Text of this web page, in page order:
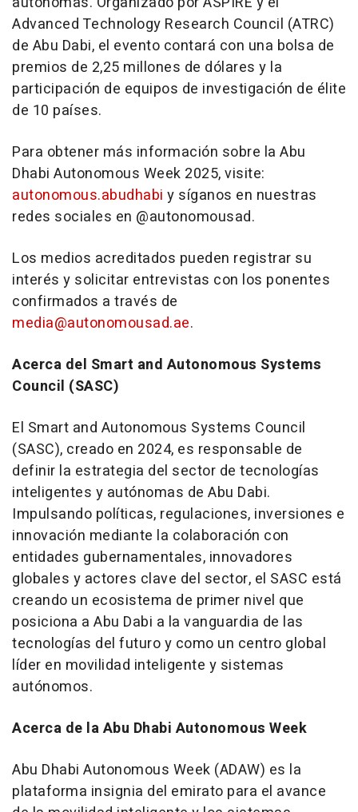
Advanced Technology Research Council (ATRC)
de Abu Dabi, el evento contará con una bolsa de
premios de 2,25 millones de dólares y la
participación de equipos de investigación de élite
de 10 países.
Para obtener más información sobre la Abu
Dhabi Autonomous Week 2025, visite:
autonomous.abudhabi y síganos en nuestras
redes sociales en @autonomousad.
Los medios acreditados pueden registrar su
interés y solicitar entrevistas con los ponentes
confirmados a través de
media@autonomousad.ae.
Acerca del Smart and Autonomous Systems
Council (SASC)
El Smart and Autonomous Systems Council
(SASC), creado en 2024, es responsable de
definir la estrategia del sector de tecnologías
inteligentes y autónomas de Abu Dabi.
Impulsando políticas, regulaciones, inversiones e
innovación mediante la colaboración con
entidades gubernamentales, innovadores
globales y actores clave del sector, el SASC está
creando un ecosistema de primer nivel que
posiciona a Abu Dabi a la vanguardia de las
tecnologías del futuro y como un centro global
líder en movilidad inteligente y sistemas
autónomos.
Acerca de la Abu Dhabi Autonomous Week
Abu Dhabi Autonomous Week (ADAW) es la
plataforma insignia del emirato para el avance